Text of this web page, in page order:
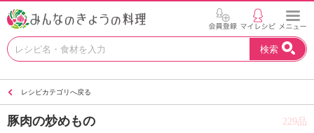
お
い
検索
レシピカテゴリへ戻る
豚肉の炒めもの 229品